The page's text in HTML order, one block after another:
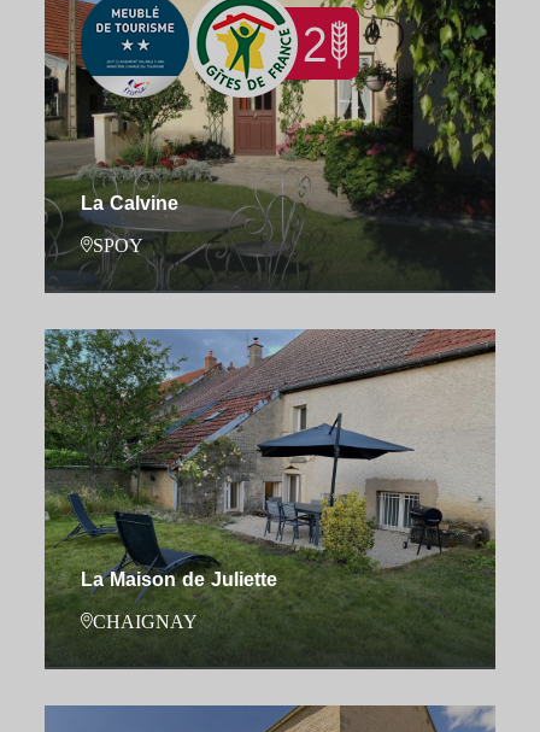
La Calvine
SPOY
La Maison de Juliette
CHAIGNAY